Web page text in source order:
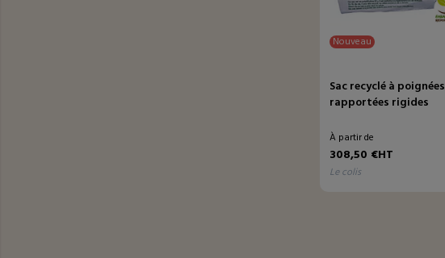
Nouveau
Sac recyclé à poignées
rapportées rigides
À partir de
308,50 €HT
le colis